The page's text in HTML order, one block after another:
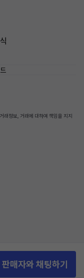
판매자와 채팅하기
래정보, 거래에 대하여 책임을 지지